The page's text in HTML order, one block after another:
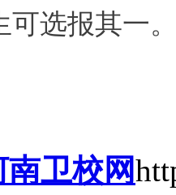
可选报其一
南卫校网